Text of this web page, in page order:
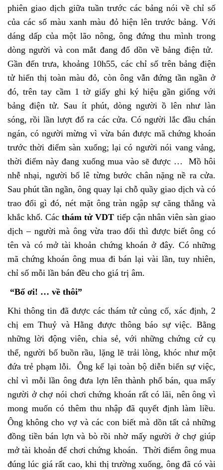
phiên giao dịch giữa tuần trước các bảng nói về chỉ số
của các số màu xanh màu đỏ hiện lên trước bảng. Với
dáng dấp của một lão nông, ông đứng thu mình trong
dòng người và con mắt đang đổ dồn về bảng điện tử.
Gần đến trưa, khoảng 10h55, các chỉ số trên bảng điện
tử hiển thị toàn màu đỏ, còn ông vẫn đứng tần ngần ở
đó, trên tay cầm 1 tờ giấy ghi ký hiệu gần giống với
bảng điện tử. Sau ít phút, dòng người ồ lên như làn
sóng, rồi lần lượt đổ ra các cửa. Có người lắc đầu chán
ngán, có người mừng vì vừa bán được mã chứng khoán
trước thời điểm sàn xuống; lại có người nói vang vảng,
thời điểm này đang xuống mua vào sẽ được … Mồ hôi
nhễ nhại, người bố lê từng bước chân nặng nề ra cửa.
Sau phút tần ngần, ông quay lại chỗ quầy giao dịch và có
trao đổi gì đó, nét mặt ông tràn ngập sự căng thẳng và
khắc khổ. Cácthám tử VDT tiếp cận nhân viên sàn giao
dịch – người mà ông vừa trao đổi thì được biết ông có
tên và có mở tài khoản chứng khoán ở đây. Có những
mã chứng khoán ông mua đi bán lại vài lần, tuy nhiên,
chỉ số mỗi lần bán đều cho giá trị âm.
“Bố ơi! … về thôi”
Khi thông tin đã được các thám tử củng cố, xác định, 2
chị em Thuỷ và Hằng được thông báo sự việc. Bằng
những lời động viên, chia sẻ, với những chứng cứ cụ
thể, người bố buồn rầu, lặng lẽ trải lòng, khóc như một
đứa trẻ phạm lỗi. Ông kể lại toàn bộ diễn biến sự việc,
chỉ vì mỗi lần ông đưa lợn lên thành phố bán, qua mấy
người ở chợ nói chơi chứng khoán rất có lãi, nên ông vì
mong muốn có thêm thu nhập đã quyết định làm liều.
Ông không cho vợ và các con biết mà dồn tất cả những
đồng tiền bán lợn và bò rồi nhờ mấy người ở chợ giúp
mở tài khoản để chơi chứng khoán. Thời điểm ông mua
đúng lúc giá rất cao, khi thị trường xuống, ông đã có vài